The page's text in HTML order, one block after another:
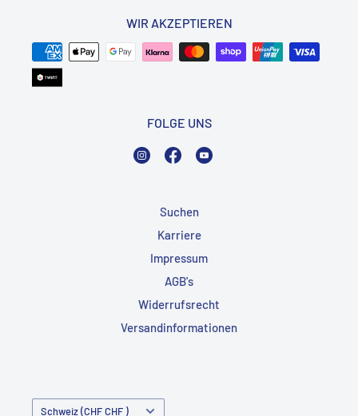
WIR AKZEPTIEREN
FOLGE UNS
InstagramFacebook
Suchen
Karriere
Impressum
AGB's
Widerrufsrecht
Versandinformationen
Land/Region Schweiz (CHF CHF )